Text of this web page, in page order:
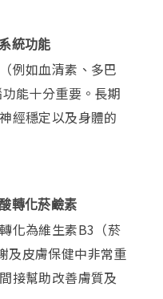
統功能
例如血清素、多巴
能十分重要。長期
經穩定以及身體的
轉化菸鹼素
化為維生素B3（菸
及皮膚保健中非常重
接幫助改善膚質及